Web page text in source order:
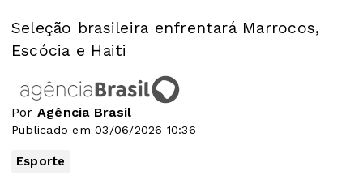
Seleção brasileira enfrentará Marrocos,
Escócia e Haiti
Por Agência Brasil
Publicado em 03/06/2026 10:36
Esporte